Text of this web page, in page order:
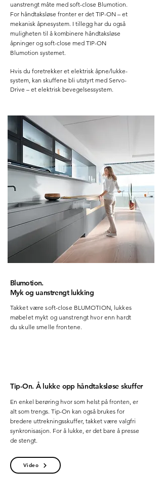
uanstrengt måte med soft-close Blumotion.
For håndtaksløse fronter er det TIP-ON – et
mekanisk åpnesystem. I tillegg har du også
muligheten til å kombinere håndtaksløse
åpninger og soft-close med TIP-ON
Blumotion systemet.
Hvis du foretrekker et elektrisk åpne/lukke-
system, kan skuffene bli utstyrt med Servo-
Drive – et elektrisk bevegelsessystem.
Blumotion.
Mykog uanstrengt lukking
Takket være soft-close BLUMOTION, lukkes
møbelet mykt og uanstrengt hvor enn hardt
du skulle smelle frontene.
Tip-On. Å lukke opphåndtaksløse skuffer
En enkel berøring hvor som helst på fronten, er
alt som trengs. Tip-On kan også brukes for
bredere uttrekningsskuffer, takket være valgfri
synkronisasjon. For å lukke, er det bare å presse
de stengt.
Video